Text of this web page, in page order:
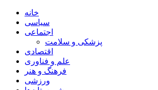
خانه
سیاسی
اجتماعی
پزشکی و سلامت
اقتصادی
علم و فناوری
فرهنگ و هنر
ورزشی